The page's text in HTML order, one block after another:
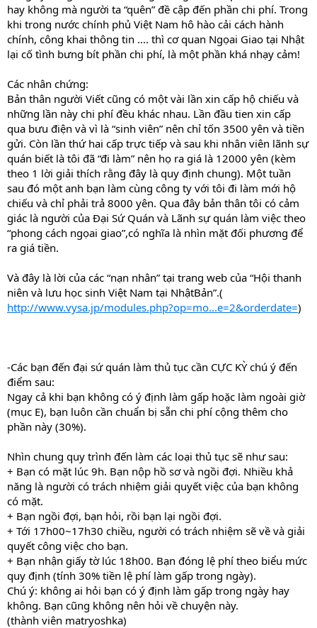
hay không mà người ta “quên” đề cập đến phần chi phí. Trong
khi trong nước chính phủ Việt Nam hô hào cải cách hành
chính, công khai thông tin .... thì cơ quan Ngọai Giao tại Nhật
lại cố tình bưng bít phần chi phí, là một phần khá nhạy cảm!
Các nhân chứng:
Bản thân người Viết cũng có một vài lần xin cấp hộ chiếu và
những lần này chi phí đều khác nhau. Lần đầu tien xin cấp
qua bưu điện và vì là “sinh viên” nên chỉ tốn 3500 yên và tiền
gửi. Còn lần thứ hai cấp trực tiếp và sau khi nhân viên lãnh sự
quán biết là tôi đã “đi làm” nên họ ra giá là 12000 yên (kèm
theo 1 lời giải thích rằng đây là quy định chung). Một tuần
sau đó một anh bạn làm cùng công ty với tôi đi làm mới hộ
chiếu và chỉ phải trả 8000 yên. Qua đây bản thân tôi có cảm
giác là người của Đại Sứ Quán và Lãnh sự quán làm việc theo
“phong cách ngọai giao”,có nghĩa là nhìn mặt đối phương để
ra giá tiền.
Và đây là lời của các “nạn nhân” tại trang web của “Hội thanh
niên và lưu học sinh Việt Nam tại NhậtBản”.(
http://www.vysa.jp/modules.php?op=mo...e=2&orderdate=)
-Các bạn đến đại sứ quán làm thủ tục cần CỰC KỲ chú ý đến
điểm sau:
Ngay cả khi bạn không có ý định làm gấp hoặc làm ngoài giờ
(mục E), bạn luôn cần chuẩn bị sẵn chi phí cộng thêm cho
phần này (30%).
Nhìn chung quy trình đến làm các loại thủ tục sẽ như sau:
+ Bạn có mặt lúc 9h. Bạn nộp hồ sơ và ngồi đợi. Nhiều khả
năng là người có trách nhiệm giải quyết việc của bạn không
có mặt.
+ Bạn ngồi đợi, bạn hỏi, rồi bạn lại ngồi đợi.
+ Tới 17h00~17h30 chiều, người có trách nhiệm sẽ về và giải
quyết công việc cho bạn.
+ Bạn nhận giấy tờ lúc 18h00. Bạn đóng lệ phí theo biểu mức
quy định (tính 30% tiền lệ phí làm gấp trong ngày).
Chú ý: không ai hỏi bạn có ý định làm gấp trong ngày hay
không. Bạn cũng không nên hỏi về chuyện này.
(thành viên matryoshka)